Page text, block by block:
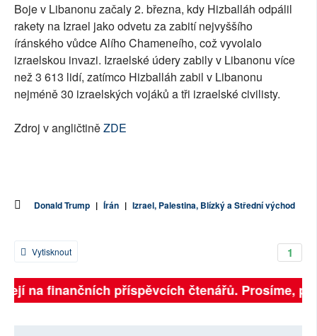
Boje v Libanonu začaly 2. března, kdy Hizballáh odpálil
rakety na Izrael jako odvetu za zabití nejvyššího
íránského vůdce Alího Chameneího, což vyvolalo
izraelskou invazi. Izraelské údery zabily v Libanonu více
než 3 613 lidí, zatímco Hizballáh zabil v Libanonu
nejméně 30 izraelských vojáků a tři izraelské civilisty.
Zdroj v angličtiněZDE
Donald Trump | Írán | Izrael, Palestina, Blízký a Střední východ
1
Vytisknout
na finančních příspěvcích čtenářů. Prosíme,